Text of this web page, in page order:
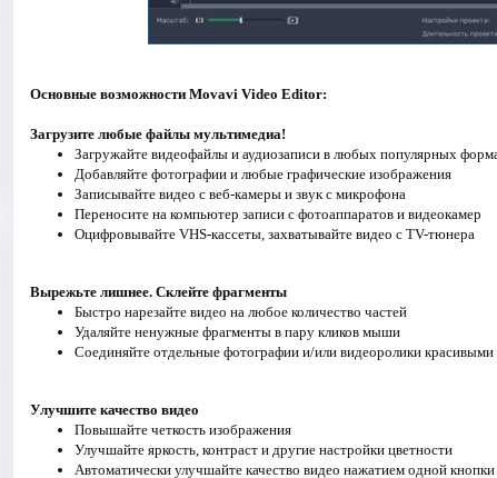
Основные возможности Movavi Video Editor:
Загрузите любые файлы мультимедиа!
Загружайте видеофайлы и аудиозаписи в любых популярных
Добавляйте фотографии и любые графические изображения
Записывайте видео с веб-камеры и звук с микрофона
Переносите на компьютер записи с фотоаппаратов и видеокамер
Оцифровывайте VHS-кассеты, захватывайте видео с TV-тюнера
Вырежьте лишнее. Склейте фрагменты
Быстро нарезайте видео на любое количество частей
Удаляйте ненужные фрагменты в пару кликов мыши
Соединяйте отдельные фотографии и/или видеоролики
Улучшите качество видео
Повышайте четкость изображения
Улучшайте яркость, контраст и другие настройки цветности
Автоматически улучшайте качество видео нажатием одной кнопки